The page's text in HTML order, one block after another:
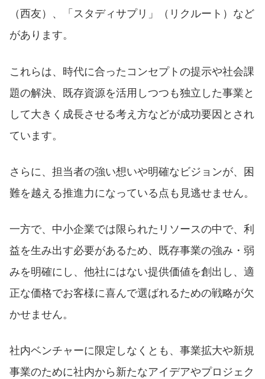
（西友）、「スタディサプリ」（リクルート）など
があります。
これらは、時代に合ったコンセプトの提示や社会課
題の解決、既存資源を活用しつつも独立した事業と
して大きく成長させる考え方などが成功要因とされ
ています。
さらに、担当者の強い想いや明確なビジョンが、困
難を越える推進力になっている点も見逃せません。
一方で、中小企業では限られたリソースの中で、利
益を生み出す必要があるため、既存事業の強み・弱
みを明確にし、他社にはない提供価値を創出し、適
正な価格でお客様に喜んで選ばれるための戦略が欠
かせません。
社内ベンチャーに限定しなくとも、事業拡大や新規
事業のために社内から新たなアイデアやプロジェク